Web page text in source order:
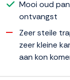
Mooi oud
ontvangst
Zeer steile
zeer kleine
aan kon